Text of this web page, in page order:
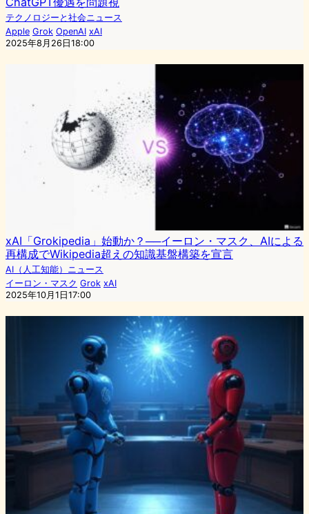
テクノロジーと社会ニュース
Apple Grok OpenAI xAI
2025年8月26日18:00
xAI「Grokipedia」始動か？──イーロン・マスク、AIによる
再構成でWikipedia超えの知識基盤構築を宣言
AI（人工知能）ニュース
イーロン・マスク Grok xAI
2025年10月1日17:00